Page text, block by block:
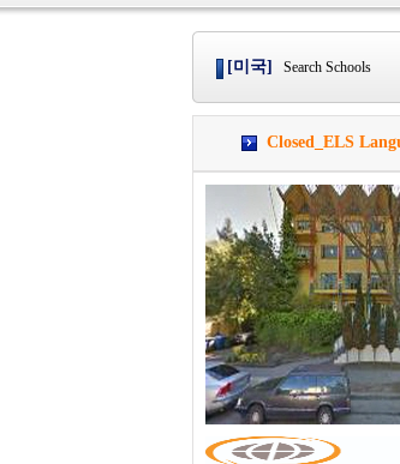
[미국] Search Schools
Closed_ELS